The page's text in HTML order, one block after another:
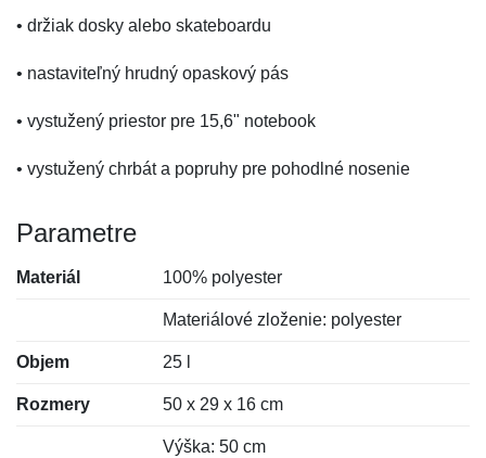
• držiak dosky alebo skateboardu
• nastaviteľný hrudný opaskový pás
• vystužený priestor pre 15,6" notebook
• vystužený chrbát a popruhy pre pohodlné nosenie
Parametre
Materiál 100% polyester
Materiálové zloženie: polyester
Objem 25 l
Rozmery 50 x 29 x 16 cm
Výška: 50 cm